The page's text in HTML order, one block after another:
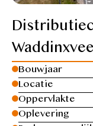
Bouwjaar
Locatie
Oppervlakte
Oplevering